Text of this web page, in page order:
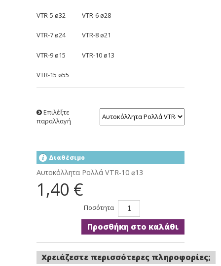
VTR-5 ø32 VTR-6 ø28
VTR-7 ø24 VTR-8 ø21
VTR-9 ø15 VTR-10 ø13
VTR-15 ø55
Επιλέξτε
παραλλαγή
Διαθέσιμο
Αυτοκόλλητα Ρολλά VTR-10 ⌀13
1,40 €
Ποσότητα
Προσθήκη στο καλάθι
Χρειάζεστε περισσότερες πληροφορίες;